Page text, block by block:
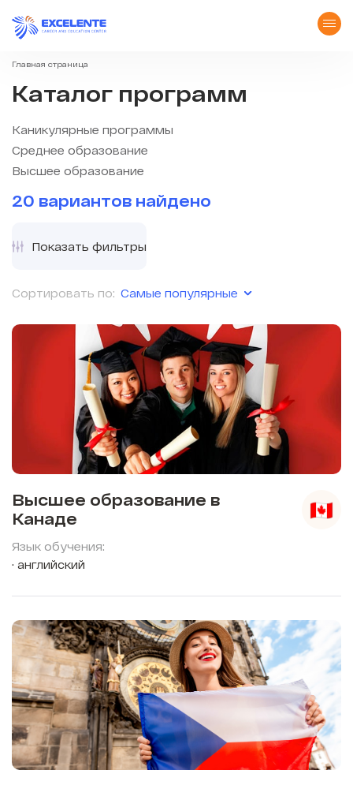
Главная страница
Каталог программ
Каникулярные программы
Среднее образование
Высшее образование
20 вариантов найдено
Сортировать по: Самые популярные
Показать фильтры
Высшее образование в
Канаде
Язык обучения:
английский